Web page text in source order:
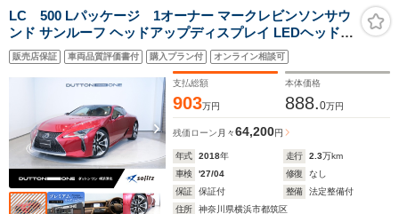
LC 500 Lパッケージ 1オーナー マークレビンソンサウ
ンド サンルーフ ヘッドアップディスプレイ LEDヘッドラ
イト レザーシート 21インチアルミホイール シートヒータ
ー シートベンチレーション ステアリングヒーター バック
販売店保証 車両品質評価書付 購入プラン付 オンライン相談可
支払総額
903万円
本体価格
888.0万円
残価ローン 月々64,200円
年式 2018年 走行 2.3万km
車検
'27/04 修復
なし
保証
保証付 整備
法定整備付
住所
神奈川県横浜市都筑区